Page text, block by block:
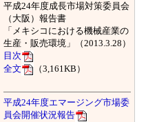
平成24年度成長市場対策委員会
（大阪）報告書
「メキシコにおける機械産業の
生産・販売環境」（2013.3.28）
目次
全文
（3,161KB）
平成24年度エマージング市場委
員会開催状況報告